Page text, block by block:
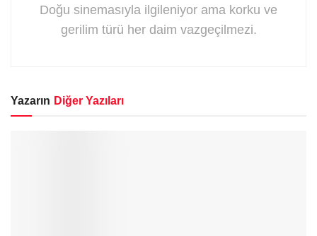
Doğu sinemasıyla ilgileniyor ama korku ve
gerilim türü her daim vazgeçilmezi.
Yazarın Diğer Yazıları